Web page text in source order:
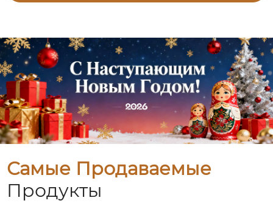
Самые Продаваемые
Продукты